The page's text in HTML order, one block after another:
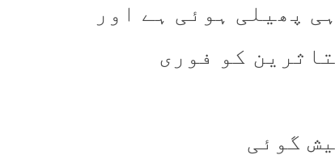
پھیلی ہوئی ہے اور
کو فوری
گوئی